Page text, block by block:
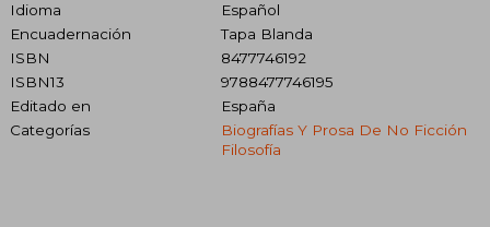
Idioma
Español
Encuadernación
Tapa Blanda
ISBN
8477746192
ISBN13
9788477746195
Editado en
España
Categorías
Biografías Y Prosa De No Ficción
Filosofía